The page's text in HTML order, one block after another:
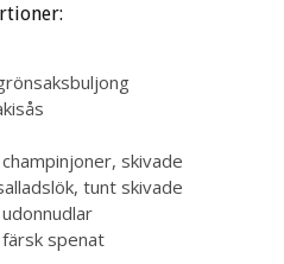
skivade
tunt skivade
spenat